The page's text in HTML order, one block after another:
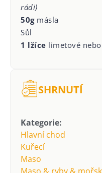
rádi)
50gmásla
Sůl
1 lžíce limetové
SHRNUTÍ
Kategorie:
Hlavní chod
Kuřecí
Maso